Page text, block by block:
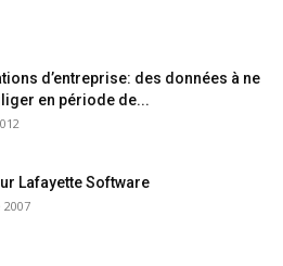
d’entreprise: des données à ne
en période de...
Lafayette Software